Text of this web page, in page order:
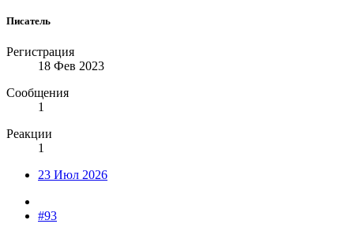
Писатель
Регистрация
18 Фев 2023
Сообщения
1
Реакции
1
23 Июл 2026
#93